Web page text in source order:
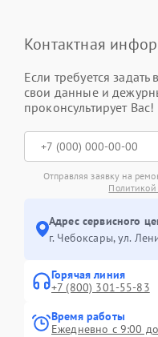
Контактная
Если требуется задать
свои данные и
проконсультирует Вас!
Отправляя заявку на
Политикой
Адрес сервисного
г. Чебоксары, ул.
Горячая линия
+7 (800) 301-55-83
Время работы
Ежедневно с 9:00